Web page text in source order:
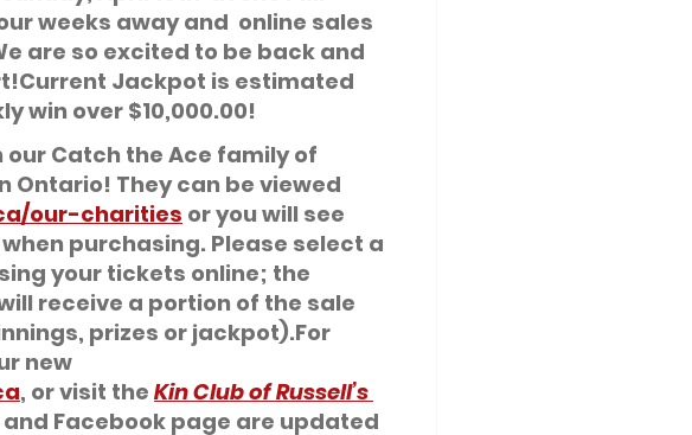
weeks away and  online sales
are so excited to be back and
Jackpot is estimated
win over $10,000.00!
our Catch the Ace family of
Ontario! They can be viewed
our-charities or you will see
purchasing. Please select a
your tickets online; the
receive a portion of the sale
prizes or jackpot).For
new
, or visit the Kin Club ofRussell’s
and Facebook page are updated